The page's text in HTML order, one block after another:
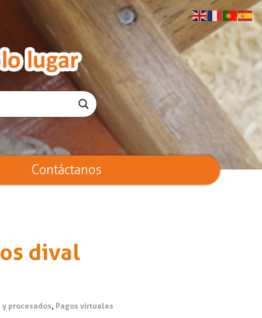
Contáctanos
dival
y procesados, Pagos virtuales